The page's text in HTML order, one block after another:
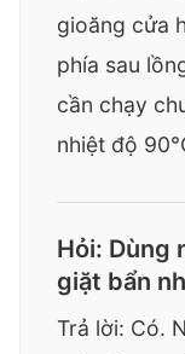
gioăng cửa
phía sau
cần chạy
nhiệt độ
Hỏi: Dùng
giặt bẩn
Trả lời: Có.